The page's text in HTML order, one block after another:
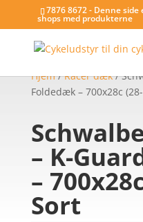
7876 8672 - Denne
shops med produkterne
Hjem/Racer dæk/
Foldedæk – 700x28c
– K-
–
Sort